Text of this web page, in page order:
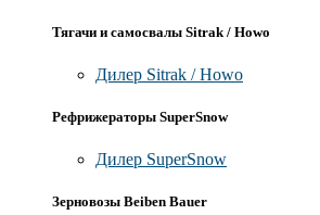
Тягачи и самосвалы Sitrak / Howo
Дилер Sitrak / Howo
Рефрижераторы SuperSnow
Дилер SuperSnow
Зерновозы Beiben Bauer